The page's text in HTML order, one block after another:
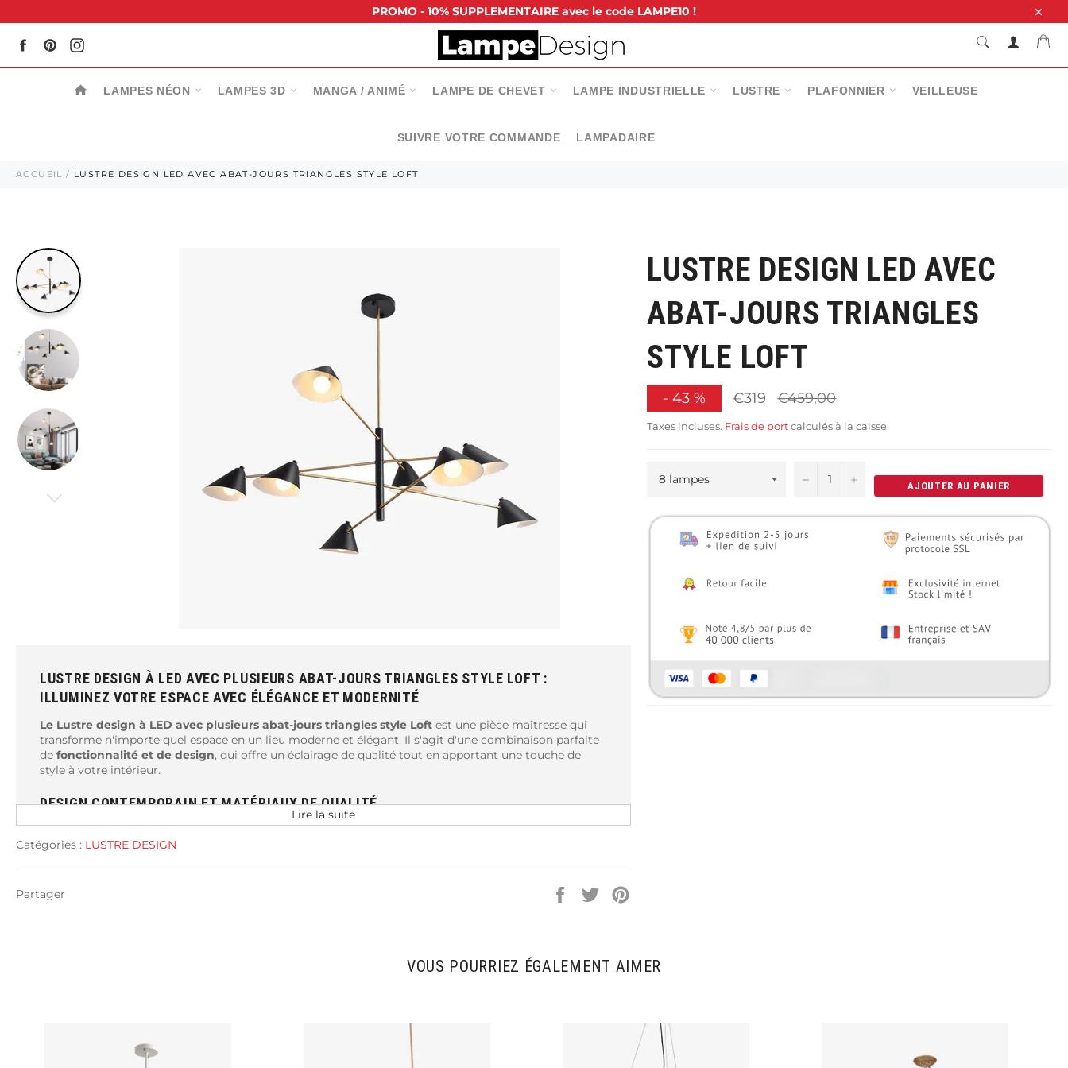
au
contenu
PROMO - 10% SUPPLEMENTAIRE avec le code LAMPE10 !
Close
FacebookPinterestInstagram
RECHERCHE
LAMPES NÉON LAMPES 3D MANGA / ANIMÉ LAMPE DE CHEVET LAMPE INDUSTRIELLE LUSTRE PLAFONNIER VEILLEUSE
SUIVRE VOTRE COMMANDE LAMPADAIRE
ACCUEIL / LUSTRE DESIGN LED AVEC ABAT-JOURS TRIANGLES STYLE LOFT
LUSTRE DESIGN À LED AVEC PLUSIEURS ABAT-JOURS TRIANGLES STYLE LOFT :
ILLUMINEZ VOTRE ESPACE AVEC ÉLÉGANCE ET MODERNITÉ
Le Lustre design à LED avec plusieurs abat-jours triangles style Loft est une pièce maîtresse qui
transforme n'importe quel espace en un lieu moderne et élégant. Il s'agit d'une combinaison parfaite
de fonctionnalité et de design, qui offre un éclairage de qualité tout en apportant une touche de
style à votre intérieur.
DESIGN CONTEMPORAIN ET MATÉRIAUX DE QUALITÉ
Ce lustre style loft est doté deplusieurs abat-jours trianglesqui lui confèrent une allure unique et
contemporaine. Chaque abat-jour a été soigneusement conçu pour diffuser la lumière de manière
votre intérieur.
, ce qui vous permet de réaliser des économies sur vos
L'installation de ce lustre est un jeu d'enfant. Il est fourni avec toutes les pièces nécessaires et un
Lire la suite
Catégories : LUSTRE DESIGN
Partager
Partager
sur
Tweeter
sur
LUSTRE DESIGN LED AVEC
ABAT-JOURS TRIANGLES
STYLE LOFT
-43 % €319 Prix
régulier
€459,00
Taxes incluses. Frais de portcalculés à la caisse.
− +
AJOUTER AU PANIER
VOUS POURRIEZ ÉGALEMENT AIMER